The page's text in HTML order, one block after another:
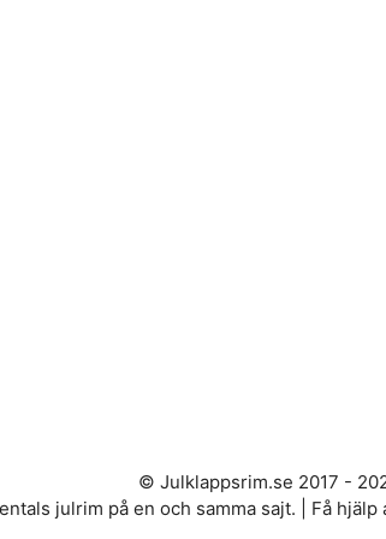
© Julklappsrim.se 2017 -
julrim på en och samma sajt. | Få hjälp